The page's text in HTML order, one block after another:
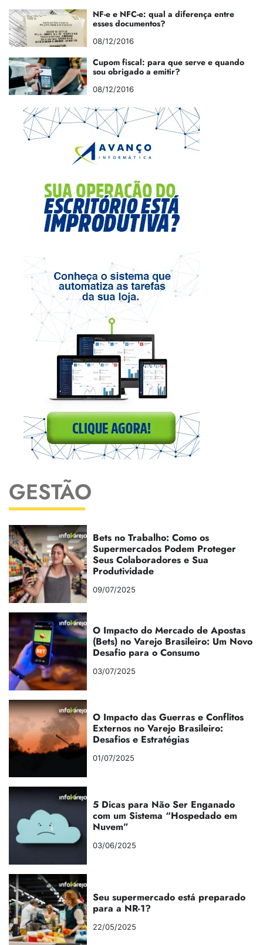
NF-e e NFC-e: qual a diferença entre
esses documentos?
08/12/2016
Cupom fiscal: para que serve e quando
sou obrigado a emitir?
08/12/2016
GESTÃO
Bets no Trabalho: Como os
Supermercados Podem Proteger
Seus Colaboradores e Sua
Produtividade
09/07/2025
O Impacto do Mercado de Apostas
(Bets) no Varejo Brasileiro: Um Novo
Desafio para o Consumo
03/07/2025
O Impacto das Guerras e Conflitos
Externos no Varejo Brasileiro:
Desafios e Estratégias
01/07/2025
5 Dicas para Não Ser Enganado
com um Sistema “Hospedado em
Nuvem”
03/06/2025
Seu supermercado está preparado
para a NR-1?
22/05/2025